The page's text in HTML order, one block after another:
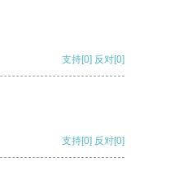
支持[0] 反对[0]
支持[0] 反对[0]